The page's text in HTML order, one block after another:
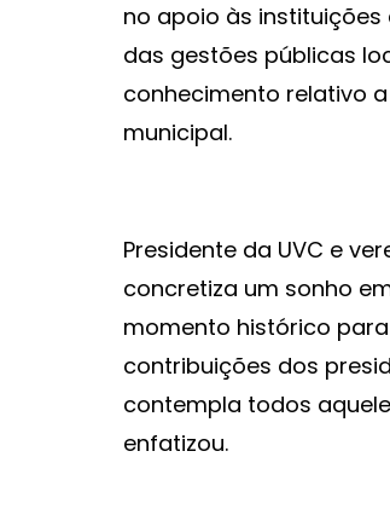
no apoio às
das gestões públicas
conhecimento relativo
municipal.
Presidente da UVC e
concretiza um sonho
momento histórico para
contribuições dos
contempla todos
enfatizou.